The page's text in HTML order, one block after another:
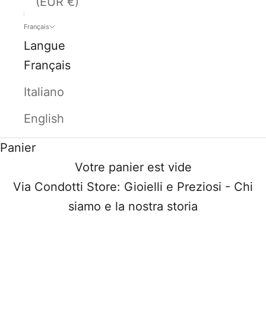
Français
Langue
Français
Italiano
English
Panier
Votre panier est vide
Via Condotti Store: Gioielli e Preziosi - Chi
siamo e la nostra storia